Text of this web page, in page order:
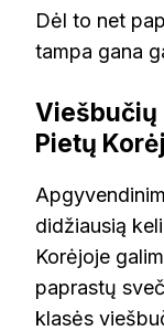
Dėl to net
tampa gana
Viešbučių
Pietų
didžiausią
Korėjoje
paprastų
klasės